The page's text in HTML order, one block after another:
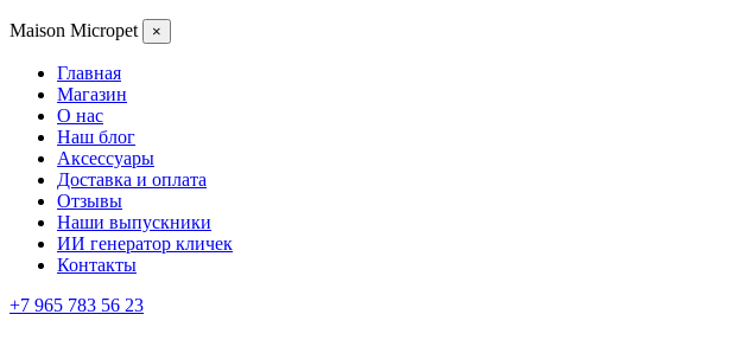
Maison Micropet ×
Главная
Магазин
О нас
Наш блог
Аксессуары
Доставка и оплата
Отзывы
Наши выпускники
ИИ генератор кличек
Контакты
+7 965 783 56 23